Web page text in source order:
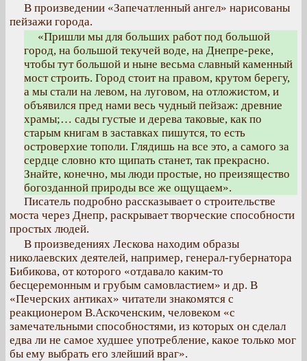
В произведении «Запечатленный ангел» нарисованы
пейзажи города.
«Пришли мы для больших работ под большой
город, на большой текучей воде, на Днепре-реке,
чтобы тут большой и ныне весьма славный каменный
мост строить. Город стоит на правом, крутом берегу,
а мы стали на левом, на луговом, на отложистом, и
объявился пред нами весь чудный пейзаж: древние
храмы;… сады густые и дерева таковые, как по
старым книгам в заставках пишутся, то есть
островерхие тополи. Глядишь на все это, а самого за
сердце словно кто щипать станет, так прекрасно.
Знайте, конечно, мы люди простые, но преизящество
богозданной природы все же ощущаем».
Писатель подробно рассказывает о строительстве
моста через Днепр, раскрывает творческие способности
простых людей.
В произведениях Лескова находим образы
николаевских деятелей, например, генерал-губернатора
Бибикова, от которого «отдавало каким-то
бесцеремонным и грубым самовластием» и др. В
«Печерских антиках» читатели знакомятся с
реакционером В.Аскоченским, человеком «с
замечательными способностями, из которых он сделал
едва ли не самое худшее употребление, какое только мог
бы ему выбрать его злейший враг».